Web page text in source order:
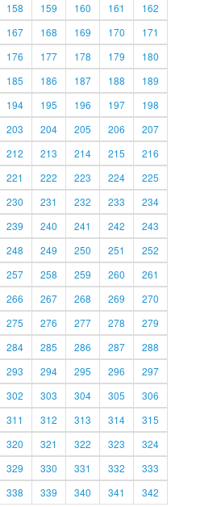
158 159 160 161
162
167 168 169 170
171
176 177 178 179
180
185 186 187 188
189
194 195 196 197
198
203 204 205 206
207
212 213 214 215
216
221 222 223 224
225
230 231 232 233
234
239 240 241 242
243
248 249 250 251
252
257 258 259 260
261
266 267 268 269
270
275 276 277 278
279
284 285 286 287
288
293 294 295 296
297
302 303 304 305
306
311 312 313 314
315
320 321 322 323
324
329 330 331 332
333
338 339 340 341 342